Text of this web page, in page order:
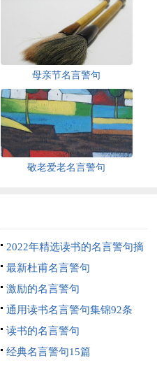
母亲节名言警句
敬老爱老名言警句
2022年精选读书的名言警句摘
录69句
最新杜甫名言警句
激励的名言警句
通用读书名言警句集锦92条
读书的名言警句
经典名言警句15篇